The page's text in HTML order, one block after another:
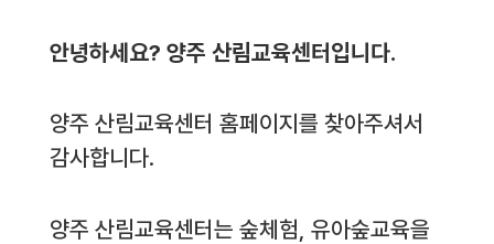
안녕하세요? 양주 산림교육센터입니다.
양주 산림교육센터 홈페이지를 찾아주셔서
감사합니다.
양주 산림교육센터는 숲체험, 유아숲교육을